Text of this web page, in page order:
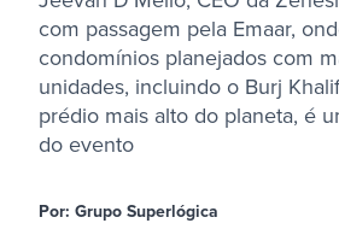
com passagem pela Emaar,
condomínios planejados com
unidades, incluindo o Burj
prédio mais alto do planeta, é
do evento
Por: Grupo Superlógica